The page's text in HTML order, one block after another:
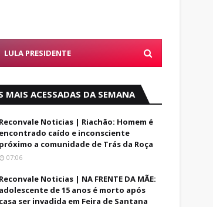
LULA PRESIDENTE
MAIS ACESSADAS DA SEMANA
Reconvale Noticias | Riachão: Homem é
encontrado caído e inconsciente
próximo a comunidade de Trás da Roça
07:06
Reconvale Noticias | NA FRENTE DA MÃE:
adolescente de 15 anos é morto após
casa ser invadida em Feira de Santana